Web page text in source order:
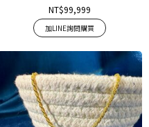
NT$99,999
加LINE詢問購買